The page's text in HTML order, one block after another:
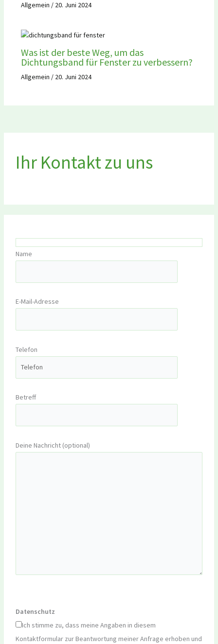
Allgemein / 20. Juni 2024
Was ist der beste Weg, um das
Dichtungsband für Fenster zu verbessern?
Allgemein / 20. Juni 2024
Ihr Kontakt zu uns
Name
E-Mail-Adresse
Telefon
Betreff
Deine Nachricht (optional)
Datenschutz
Ich stimme zu, dass meine Angaben in diesem
Kontaktformular zur Beantwortung meiner Anfrage erhoben und